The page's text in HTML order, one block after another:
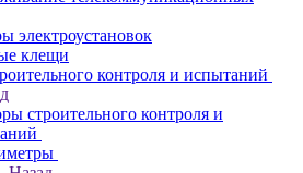
электроустановок
клещи
контроля и испытаний
строительного контроля и